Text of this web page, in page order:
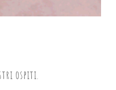
ospiti.